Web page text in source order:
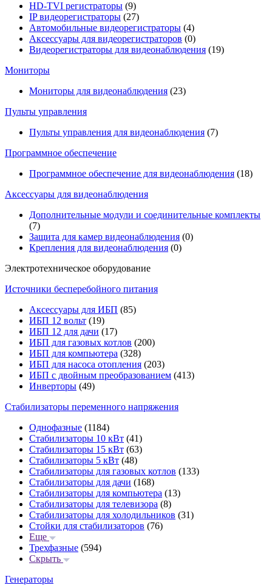
HD-TVI регистраторы (9)
IP видеорегистраторы (27)
Автомобильные видеорегистраторы (4)
Аксессуары для видеорегистраторов (0)
Видеорегистраторы для видеонаблюдения (19)
Мониторы
Мониторы для видеонаблюдения (23)
Пульты управления
Пульты управления для видеонаблюдения (7)
Программное обеспечение
Программное обеспечение для видеонаблюдения (18)
Аксессуары для видеонаблюдения
Дополнительные модули и соединительные комплекты
(7)
Защита для камер видеонаблюдения (0)
Крепления для видеонаблюдения (0)
Электротехническое оборудование
Источники бесперебойного питания
Аксессуары для ИБП (85)
ИБП 12 вольт (19)
ИБП 12 для дачи (17)
ИБП для газовых котлов (200)
ИБП для компьютера (328)
ИБП для насоса отопления (203)
ИБП с двойным преобразованием (413)
Инверторы (49)
Стабилизаторы переменного напряжения
Однофазные (1184)
Стабилизаторы 10 кВт (41)
Стабилизаторы 15 кВт (63)
Стабилизаторы 5 кВт (48)
Стабилизаторы для газовых котлов (133)
Стабилизаторы для дачи (168)
Стабилизаторы для компьютера (13)
Стабилизаторы для телевизора (8)
Стабилизаторы для холодильников (31)
Стойки для стабилизаторов (76)
Еще
Трехфазные (594)
Скрыть
Генераторы